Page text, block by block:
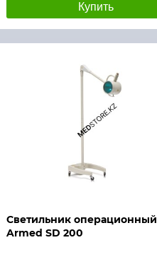
Купить
Светильник операционный
Armed SD 200